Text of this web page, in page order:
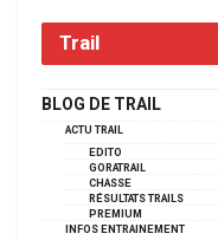
Trail
BLOG DE TRAIL
ACTU TRAIL
EDITO
GORATRAIL
CHASSE
RÉSULTATS TRAILS
PREMIUM
INFOS ENTRAINEMENT